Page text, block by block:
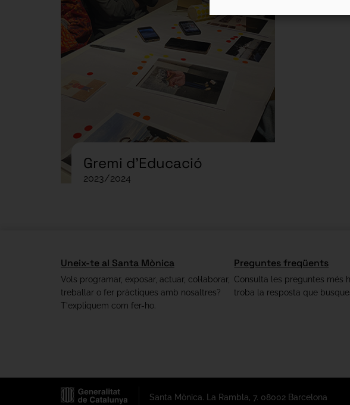
Gremi d’Educació
2023/2024
Uneix-te al Santa Mònica
Vols programar, exposar, actuar, col·laborar,
treballar o fer pràctiques amb nosaltres?
T'expliquem com fer-ho.
Preguntes freqüents
Consulta les preguntes més
troba la resposta que
Santa Mònica. La Rambla, 7. 08002 Barcelona